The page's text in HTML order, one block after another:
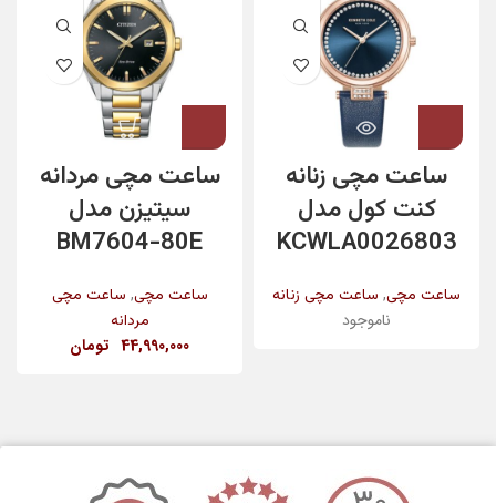
ساعت مچی زنانه
کنت کول مدل
KCWLA0026803
ساعت مچی, ساعت مچی زنانه
ناموجود
ساعت مچی مردانه
سیتیزن مدل
BM7604-80E
ساعت مچی, ساعت مچی
مردانه
44,990,000 تومان